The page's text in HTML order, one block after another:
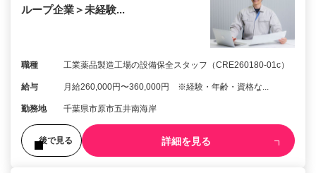
ループ企業＞未経験...
職種 工業薬品製造工場の設備保全スタッフ（CRE260180-01c）
給与 月給260,000円〜360,000円 ※経験・年齢・資格な...
勤務地 千葉県市原市五井南海岸
後で見る 詳細を見る